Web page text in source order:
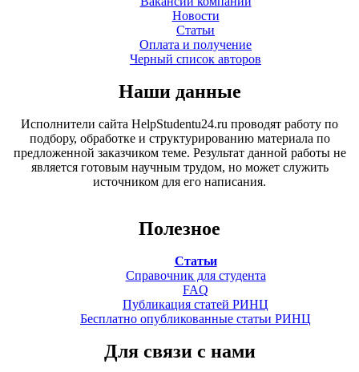
Новости
Статьи
Оплата и получение
Черный список авторов
Наши данные
Исполнители сайта HelpStudentu24.ru проводят работу по
подбору, обработке и структурированию материала по
предложенной заказчиком теме. Результат данной работы не
является готовым научным трудом, но может служить
источником для его написания.
Полезное
Статьи
Справочник для студента
FAQ
Публикация статей РИНЦ
Бесплатно опубликованные статьи РИНЦ
Для связи с нами